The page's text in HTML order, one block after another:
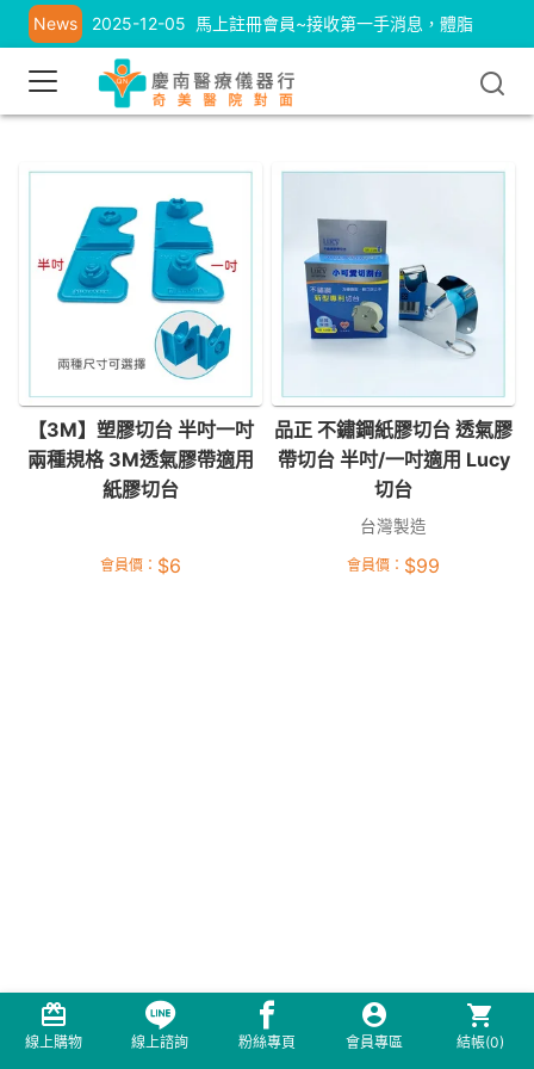
News 2025-12-05 馬上註冊會員~接收第一手消息，體脂
計、耳溫槍優惠中
【3M】塑膠切台 半吋一吋
兩種規格 3M透氣膠帶適用
紙膠切台
會員價： $6
品正 不鏽鋼紙膠切台 透氣膠
帶切台 半吋/一吋適用 Lucy
切台
台灣製造
會員價： $99
線上購物 線上諮詢 粉絲專頁 會員專區 結帳(0)